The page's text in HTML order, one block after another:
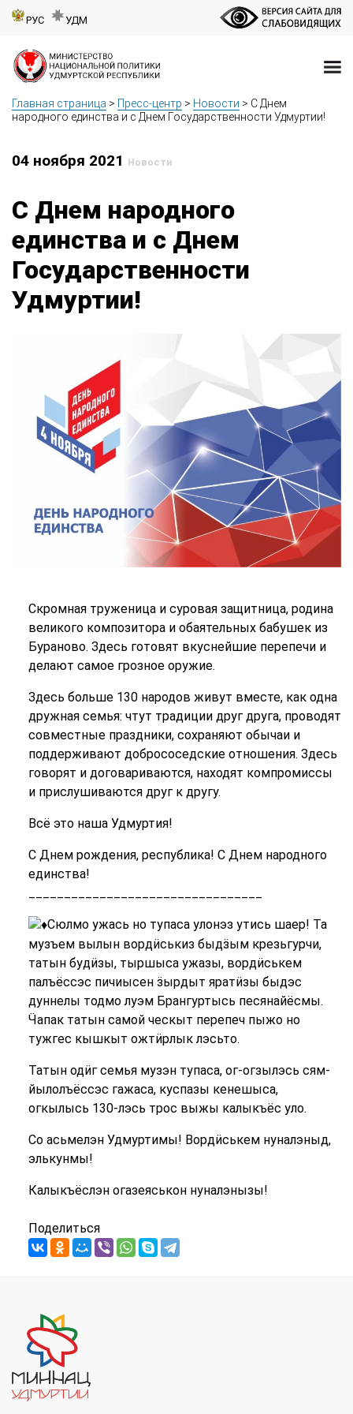
РУС УДМ
Главная страница > Пресс-центр > Новости > С Днем
народного единства и с Днем Государственности Удмуртии!
04 ноября 2021 Новости
С Днем народного
единства и с Днем
Государственности
Удмуртии!
Скромная труженица и суровая защитница, родина
великого композитора и обаятельных бабушек из
Бураново. Здесь готовят вкуснейшие перепечи и
делают самое грозное оружие.
Здесь больше 130 народов живут вместе, как одна
дружная семья: чтут традиции друг друга, проводят
совместные праздники, сохраняют обычаи и
поддерживают добрососедские отношения. Здесь
говорят и договариваются, находят компромиссы
и прислушиваются друг к другу.
Всё это наша Удмуртия!
С Днем рождения, республика! С Днем народного
единства!
Сюлмо ужась но тупаса улонэз утись шаер! Та
музъем вылын вордӥськиз быдӟым крезьгурчи,
татын будӥзы, тыршыса ужазы, вордӥськем
палъёссэс пичиысен ӟырдыт яратӥзы быдэс
дуннелы тодмо луэм Брангуртысь песянайёсмы.
Ӵапак татын самой ческыт перепеч пыжо но
тужгес кышкыт ожтӥрлык лэсьто.
Татын одӥг семья музэн тупаса, ог-огзылэсь сям-
йылолъёссэс гажаса, куспазы кенешыса,
огкылысь 130-лэсь трос выжы калыкъёс уло.
Со асьмелэн Удмуртимы! Вордӥськем нуналэныд,
элькунмы!
Калыкъёслэн огазеяськон нуналэнызы!
Поделиться